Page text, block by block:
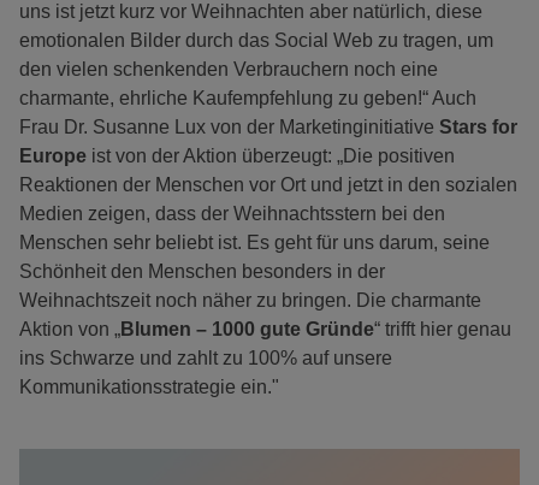
uns ist jetzt kurz vor Weihnachten aber natürlich, diese
emotionalen Bilder durch das Social Web zu tragen, um
den vielen schenkenden Verbrauchern noch eine
charmante, ehrliche Kaufempfehlung zu geben!“ Auch
Frau Dr. Susanne Lux von der Marketinginitiative Stars for
Europe ist von der Aktion überzeugt: „Die positiven
Reaktionen der Menschen vor Ort und jetzt in den sozialen
Medien zeigen, dass der Weihnachtsstern bei den
Menschen sehr beliebt ist. Es geht für uns darum, seine
Schönheit den Menschen besonders in der
Weihnachtszeit noch näher zu bringen. Die charmante
Aktion von „Blumen – 1000 gute Gründe“ trifft hier genau
ins Schwarze und zahlt zu 100% auf unsere
Kommunikationsstrategie ein."